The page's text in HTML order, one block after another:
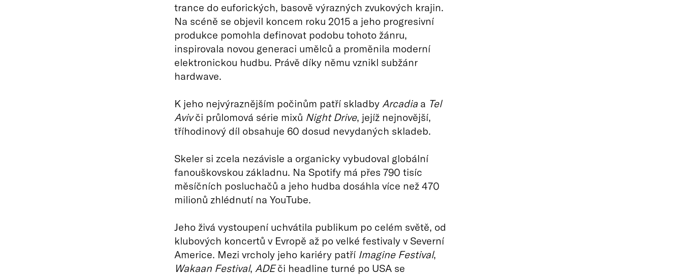
trance do euforických, basově výrazných zvukových krajin.
Na scéně se objevil koncem roku 2015 a jeho progresivní
produkce pomohla definovat podobu tohoto žánru,
inspirovala novou generaci umělců a proměnila moderní
elektronickou hudbu. Právě díky němu vznikl subžánr
hardwave.
K jeho nejvýraznějším počinům patří skladby Arcadiaa Tel
Avivči průlomová série mixů Night Drive, jejíž nejnovější,
tříhodinový díl obsahuje 60 dosud nevydaných skladeb.
Skeler si zcela nezávisle a organicky vybudoval globální
fanouškovskou základnu. Na Spotify má přes 790 tisíc
měsíčních posluchačů a jeho hudba dosáhla více než 470
milionů zhlédnutí na YouTube.
Jeho živá vystoupení uchvátila publikum po celém světě, od
klubových koncertů v Evropě až po velké festivaly v Severní
Americe. Mezi vrcholy jeho kariéry patří Imagine Festival,
Wakaan Festival, ADEči headline turné po USA se